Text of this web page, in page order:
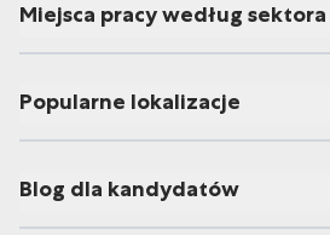
Miejsca pracy według sektora
Popularne lokalizacje
Blog dla kandydatów